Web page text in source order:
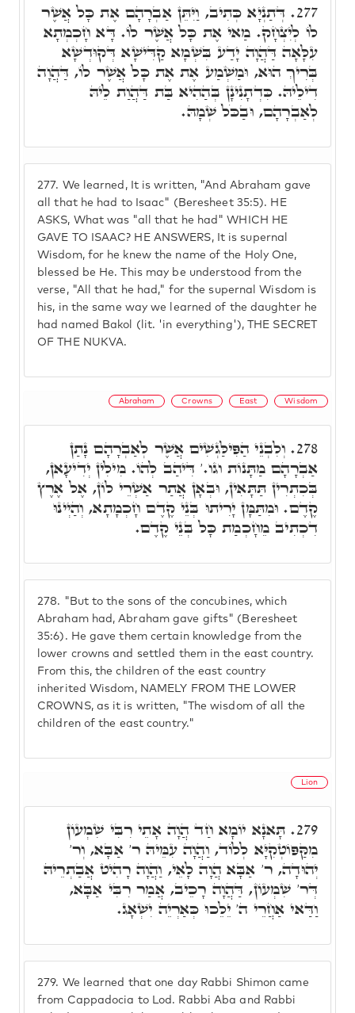
277. We learned, It is written, "And Abraham gave
all that he had to Isaac" (Beresheet 35:5). HE
ASKS, What was "all that he had" WHICH HE
GAVE TO ISAAC? HE ANSWERS, It is supernal
Wisdom, for he knew the name of the Holy One,
blessed be He. This may be understood from the
verse, "All that he had," for the supernal Wisdom is
his, in the same way we learned of the daughter he
had named Bakol (lit. 'in everything'), THE SECRET
OF THE NUKVA.
277. דְּתַנְיָא כְּתִיב, וַיִּתֵּן אַבְרָהָם אֶת כָּל אֲשֶׁר
לוֹ לְיִצְחָק. מַאי אֶת כָּל אֲשֶׁר לוֹ. דָּא חָכְמְתָא
עִלָּאָה דַּהֲוָה יָדַע בִּשְׁמָא קַדִּישָׁא דְּקוּדְשָׁא
בְּרִיךְ הוּא, וּמַשְׁמַע אֶת אֶת כָּל אֲשֶׁר לוֹ, דַּהֲוָה
דִילֵיהּ. כִּדְתָנִינָן בְּהַהִיא בַּת דַּהֲוַת לֵיהּ
לְאַבְרָהָם, וּבַכֹּל שְׁמָהּ.
Abraham Crowns East Wisdom
278. "But to the sons of the concubines, which
Abraham had, Abraham gave gifts" (Beresheet
35:6). He gave them certain knowledge from the
lower crowns and settled them in the east country.
From this, the children of the east country
inherited Wisdom, NAMELY FROM THE LOWER
CROWNS, as it is written, "The wisdom of all the
children of the east country."
278. וְלִבְנֵי הַפִּילַּגְשִׁים אֲשֶׁר לְאַבְרָהָם נָתַן
אַבְרָהָם מַתָּנוֹת וגו.' דִּיהַב לְהוֹ. מִילִין יְדִיעָאן,
בְּכִתְרִין תַּתָּאִין, וּבְאָן אֲתַר אַשְׁרֵי לוֹן, אֶל אֶרֶץ
קֶדֶם. וּמִתַּמָּן יָרִיתוּ בְּנֵי קֶדֶם חָכְמָתָא, וְהַיְינוּ
דִכְתִיב מֵחָכְמַת כָּל בְּנֵי קֶדֶם.
Lion
279. We learned that one day Rabbi Shimon came
from Cappadocia to Lod. Rabbi Aba and Rabbi
279. תָּאנָא יוֹמָא חַד הֲוָה אָתֵי רִבִּי שִׁמְעוֹן
מִקַּפּוֹטְקִיָּא לְלוֹד, וַהֲוָה עִמֵּיהּ ר' אַבָּא, וְר'
יְהוּדָה, ר' אַבָּא הֲוָה לָאֵי, וַהֲוָה רָהִיט אֲבַתְרֵיהּ
דְּר' שִׁמְעוֹן, דַּהֲוָה רָכֵיב, אֲמַר רִבִּי אַבָּא,
וַדַּאי אַחֲרֵי ה' יֵלֵכוּ כְּאַרְיֵה יִשְׁאָג.